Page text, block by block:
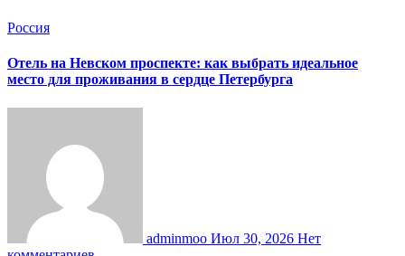
Россия
Отель на Невском проспекте: как выбрать идеальное
место для проживания в сердце Петербурга
adminmoo Июл 30, 2026 Нет